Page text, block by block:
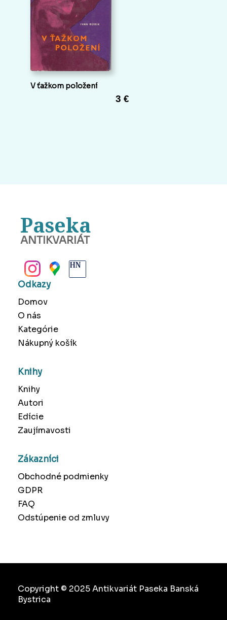
V ťažkom položení
3 €
Paseka
ANTIKVARIÁT
Odkazy
Domov
O nás
Kategórie
Nákupný košík
Knihy
Knihy
Autori
Edície
Zaujímavosti
Zákazníci
Obchodné podmienky
GDPR
FAQ
Odstúpenie od zmluvy
Copyright © 2025 Antikvariát Paseka Banská
Bystrica